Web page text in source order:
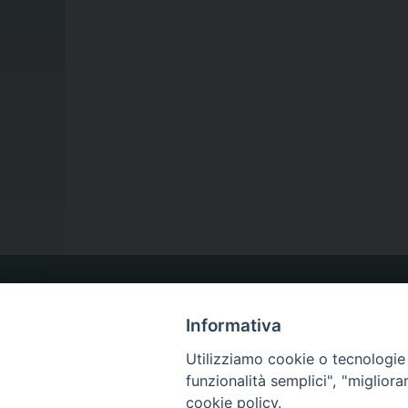
LA NOSTRA DIOCESI
IL VESCOVO
Informativa
Utilizziamo cookie o
funzionalità semplici",
cookie policy.